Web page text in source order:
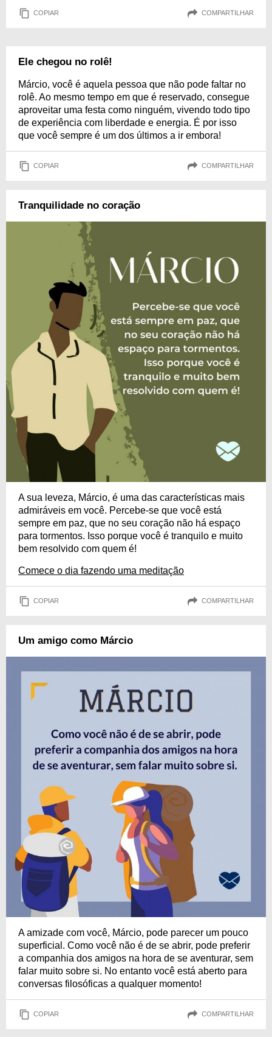
COPIAR COMPARTILHAR
Ele chegou no rolê!
Márcio, você é aquela pessoa que não pode faltar no
rolê. Ao mesmo tempo em que é reservado, consegue
aproveitar uma festa como ninguém, vivendo todo tipo
de experiência com liberdade e energia. É por isso
que você sempre é um dos últimos a ir embora!
COPIAR COMPARTILHAR
Tranquilidade no coração
A sua leveza, Márcio, é uma das características mais
admiráveis em você. Percebe-se que você está
sempre em paz, que no seu coração não há espaço
para tormentos. Isso porque você é tranquilo e muito
bem resolvido com quem é!
Comece o dia fazendo uma meditação
COPIAR COMPARTILHAR
Um amigo como Márcio
A amizade com você, Márcio, pode parecer um pouco
superficial. Como você não é de se abrir, pode preferir
a companhia dos amigos na hora de se aventurar, sem
falar muito sobre si. No entanto você está aberto para
conversas filosóficas a qualquer momento!
COPIAR COMPARTILHAR